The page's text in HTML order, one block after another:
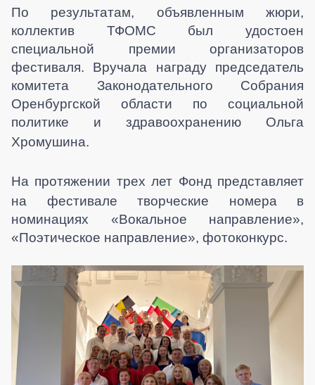
По результатам, объявленным жюри,
коллектив ТФОМС был удостоен
специальной премии организаторов
фестиваля. Вручала награду председатель
комитета Законодательного Собрания
Оренбургской области по социальной
политике и здравоохранению Ольга
Хромушина.
На протяжении трех лет Фонд представляет
на фестивале творческие номера в
номинациях «Вокальное направление»,
«Поэтическое направление», фотоконкурс.